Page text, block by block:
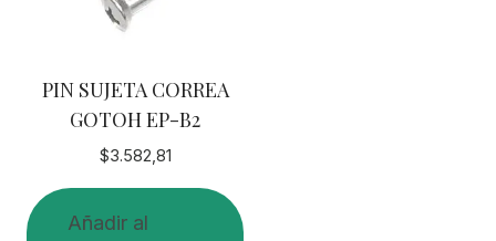
PIN SUJETA CORREA
GOTOH EP-B2
$3.582,81
Añadir al